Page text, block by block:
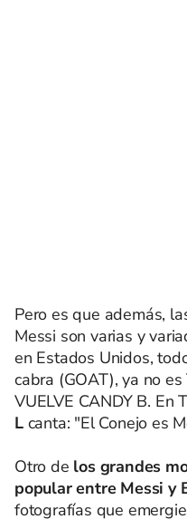
Pero es que además,
Messi son varias y
en Estados Unidos,
cabra (GOAT), ya no
VUELVE CANDY B. En
L canta: "El Conejo es
Otro de los grandes
popular entre Messi y
fotografías que